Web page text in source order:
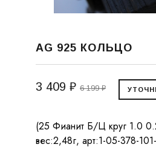
AG 925 КОЛЬЦО
3 409 ₽ 6 199 ₽
(25 Фианит Б/Ц круг 1.0
вес:2,48г, арт:1-05-378-